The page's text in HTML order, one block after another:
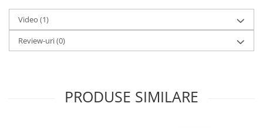
Video (1)
Review-uri(0)
PRODUSE SIMILARE